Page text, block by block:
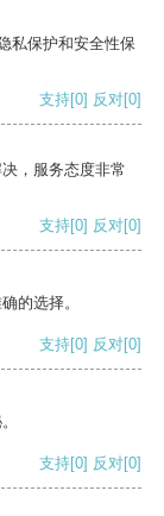
私保护和安全性保
支持[0] 反对[0]
，服务态度非常
支持[0] 反对[0]
的选择。
支持[0] 反对[0]
支持[0] 反对[0]